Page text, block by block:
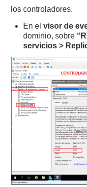
los controladores.
En elvisor de
dominio, sobre
servicios >